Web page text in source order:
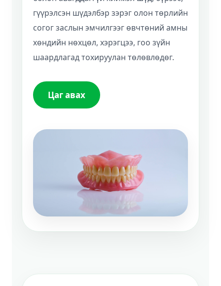
гүүрэлсэн шүдэлбэр зэрэг олон төрлийн
согог заслын эмчилгээг өвчтөний амны
хөндийн нөхцөл, хэрэгцээ, гоо зүйн
шаардлагад тохируулан төлөвлөдөг.
Цаг авах